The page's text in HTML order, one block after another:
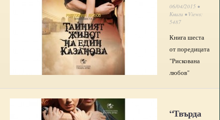
06/04/2015 •
Книги • Views:
5487
Книга шеста
от поредицата
"Рискована
любов"
“Твърда